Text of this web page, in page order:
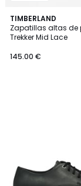
TIMBERLAND
Zapatillas altas de
Trekker Mid Lace
145.00 €